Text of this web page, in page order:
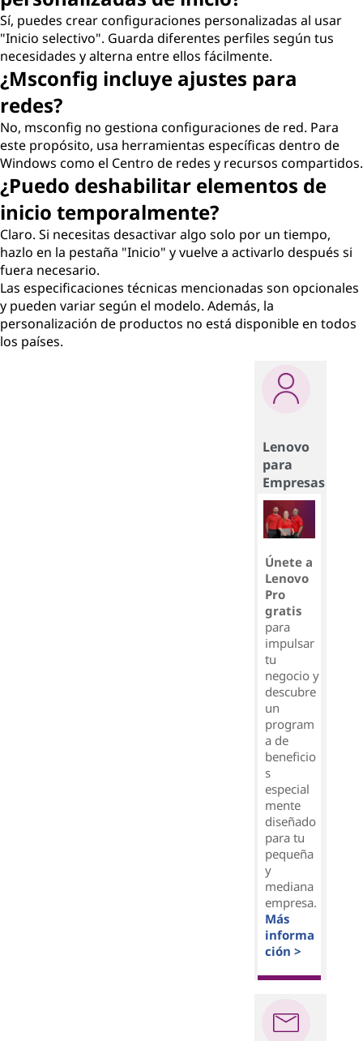
Sí, puedes crear configuraciones personalizadas al usar
"Inicio selectivo". Guarda diferentes perfiles según tus
necesidades y alterna entre ellos fácilmente.
¿Msconfig incluye ajustes para
redes?
No, msconfig no gestiona configuraciones de red. Para
este propósito, usa herramientas específicas dentro de
Windows como el Centro de redes y recursos compartidos.
¿Puedo deshabilitar elementos de
inicio temporalmente?
Claro. Si necesitas desactivar algo solo por un tiempo,
hazlo en la pestaña "Inicio" y vuelve a activarlo después si
fuera necesario.
Las especificaciones técnicas mencionadas son opcionales
y pueden variar según el modelo. Además, la
personalización de productos no está disponible en todos
los países.
Lenovo
para
Empresas
Únete a
Lenovo
Pro
gratis
para
impulsar
tu
negocio y
descubre
un
program
a de
beneficio
s
especial
mente
diseñado
para tu
pequeña
y
mediana
empresa.
Más
informa
ción >